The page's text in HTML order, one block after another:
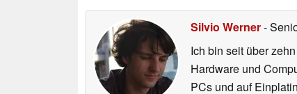
Silvio Werner-
Ich bin seit über
Hardware und
PCs und auf